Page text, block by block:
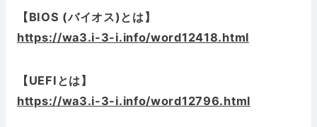
【BIOS (バイオス)とは】
https://wa3.i-3-i.info/word12418.html
【UEFIとは】
https://wa3.i-3-i.info/word12796.html